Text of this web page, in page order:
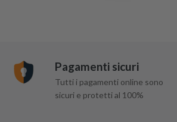
Pagamenti sicuri
Tutti i pagamenti online sono
sicuri e protetti al 100%